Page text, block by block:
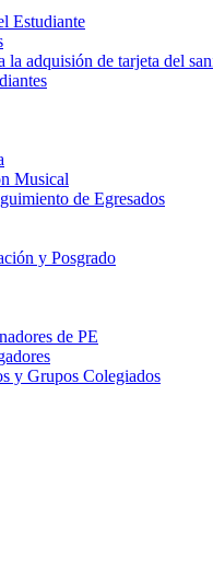
Estudiante
la adquisión de tarjeta del
Musical
de Egresados
y Posgrado
de PE
y Grupos Colegiados